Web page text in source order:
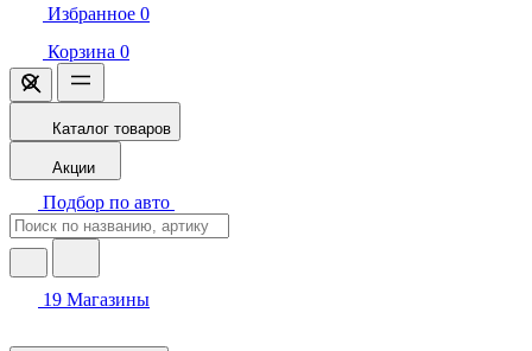
Избранное 0
Корзина 0
Каталог товаров
Акции
Подбор по авто
19 Магазины